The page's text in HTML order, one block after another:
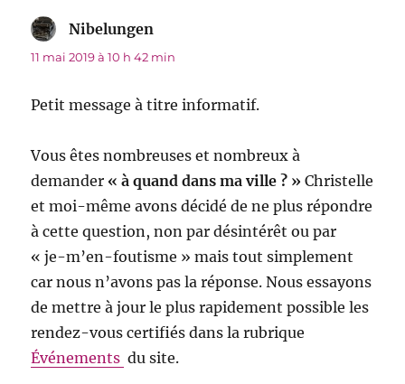
Nibelungen
11 mai 2019 à 10 h 42 min
Petit message à titre informatif.
Vous êtes nombreuses et nombreux à
demander « à quand dans ma ville ? » Christelle
et moi-même avons décidé de ne plus répondre
à cette question, non par désintérêt ou par
« je-m’en-foutisme » mais tout simplement
car nous n’avons pas la réponse. Nous essayons
de mettre à jour le plus rapidement possible les
rendez-vous certifiés dans la rubrique
Événements du site.